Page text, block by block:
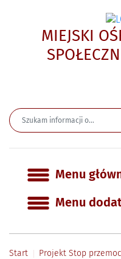
MIEJSKI
MenuMenu
Menu
Start Projekt Stop